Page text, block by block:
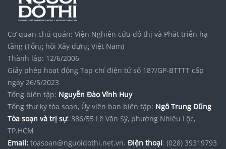
Giá cà phê gia lai hôm nay
Cơ quan chủ quản: Viện Nghiên cứu đô thị và Phát triển hạ
tầng (Tổng hội Xây dựng Việt Nam)
Thành lập: 12/6/2006
Giấy phép hoạt động Tạp chí điện tử số 187/GP-BTTTT cấp
ngày 26/5/2023
Tổng biên tập: Nguyễn Đào Vĩnh Huy
Tổng thư ký tòa soạn, Ủy viên ban biên tập: Ngô Trung Dũng
Tòa soạn và trị sự: 386/55 Lê Văn Sỹ, phường Nhiêu Lộc,
TP.HCM
Email: toasoan@nguoidothi.net.vn. Điện thoại: (028) 39319793